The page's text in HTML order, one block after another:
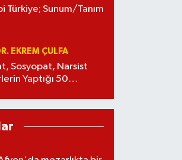
Türkiye; Sunum/Tanım
EKREM ÇULFA
Sosyopat, Narsist
Yaptığı 50